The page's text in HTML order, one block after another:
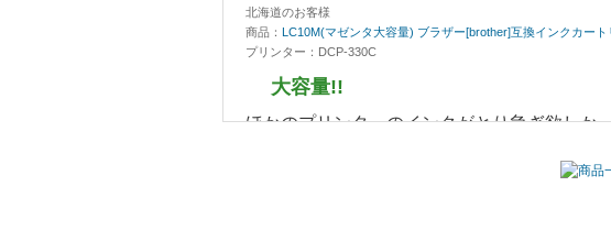
北海道のお客様
商品： LC10M(マゼンタ大容量) ブラザー[brother]互換インクカート
プリンター：DCP-330C
大容量!!
ほかのプリンターのインクがとり急ぎ欲しか